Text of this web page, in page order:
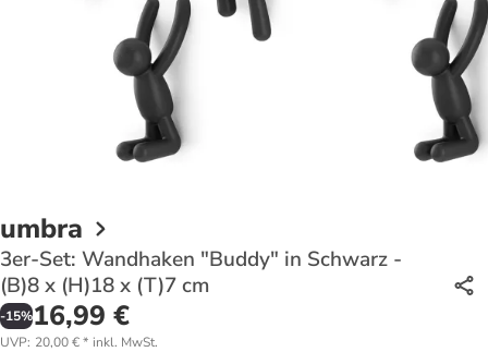
umbra
3er-Set: Wandhaken "Buddy" in Schwarz -
(B)8 x (H)18 x (T)7 cm
-15%16,99 €
UVP: 20,00 €* inkl. MwSt.